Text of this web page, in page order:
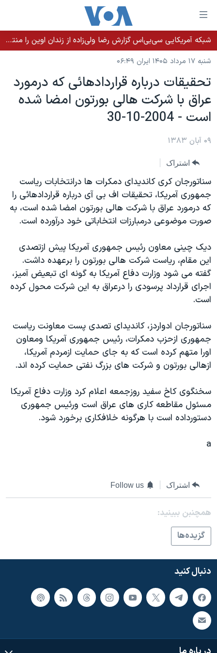
لینکهای
قابل
دسترسی
جهش
محتوای
اصلی
جهش
به
صفحه
جهش
جستجو
خانه
نسخه سبک وب‌سایت
موضوع ها
ایران
آمریکا
جهان
ویژه برنامه‌ها
ویدیوها
فرهنگ و زندگی
حقوق شهروندی
اقتصادی
علم و فناوری
اسرائیل در جنگ
آرشیو پخش زنده
برنامه های تلویزیونی
جدول برنامه ها
صفحه‌های ویژه
۲۵۰سالگی آمریکا
بایگانی برنامه‌های تلویزیونی
مستندها
انتخابات ریاست جمهوری آمریکا ۲۰۲۴
حمله جمهوری اسلامی به اسرائیل
رمز مهسا
ورزش زنان در ایران
مجموعه مستندهای دادخواهی
تریبونال مردمی آبان ۹۸
دادگاه حمید نوری
قانون شفافیت دارائی کادر رهبری ایران
اعتراضات مردمی آبان ۹۸
صفحه‌های ویژه
فرکانس‌های صدای آمریکا
یادگیری زبان انگلیسی
دنبال کنید
زبانهای مختلف
شبکه آمریکایی سی‌بی‌‌اس گزارش رضا ولی‌زاده از زندان اوین را منتشر کرد؛ کامران حکمتی پیش از آغاز شیمی‌درمانی به زندان بازگردانده شد
شنبه ۱۷ مرداد ۱۴۰۵ ایران ۰۶:۴۹
تحقيقات درباره قراردادهائی که درمورد
عراق با شرکت هالی بورتون امضا شده
است - 2004-10-30
۰۹ آبان ۱۳۸۳
اشتراک
سناتورجان کری کانديدای دمکرات ها درانتخابات رياست
جمهوری آمريکا، تحقيقات اف بی آی درباره قراردادهائی را
که درمورد عراق با شرکت هالی بورتون امضا شده است، به
صورت موضوعی درمبارزات انتخاباتی خود درآورده است.
ديک چينی معاون رئيس جمهوری آمريکا پيش ازتصدی
اين مقام، رياست شرکت هالی بورتون را برعهده داشت.
گفته می شود وزارت دفاع آمريکا به گونه ای تبعيض آميز،
اجرای قرارداد پرسودی را درعراق به اين شرکت محول کرده
است.
سناتورجان ادواردز، کانديدای تصدی پست معاونت رياست
جمهوری ازحزب دمکرات، رئيس جمهوری آمريکا ومعاون
اورا متهم کرده است که به جای حمايت ازمردم آمريکا،
ازهالی بورتون و شرکت های بزرگ نفتی حمايت کرده اند.
سخنگوی کاخ سفيد روزجمعه اعلام کرد وزارت دفاع آمريکا
مسئول مقاطعه کاری های عراق است ورئيس جمهوری
دستورداده است با هرگونه خلافکاری برخورد شود.
a
اشتراک Follow us
همچنبن ببینید:
گزيده‌ها
دنبال کنید